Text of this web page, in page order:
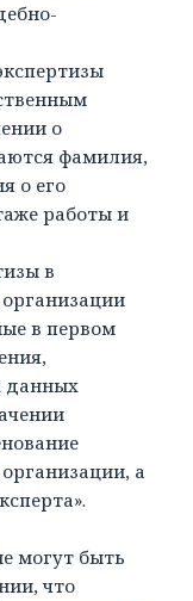
о
фамилия,
о его
работы и
в
в первом
данных
а
могут быть
что